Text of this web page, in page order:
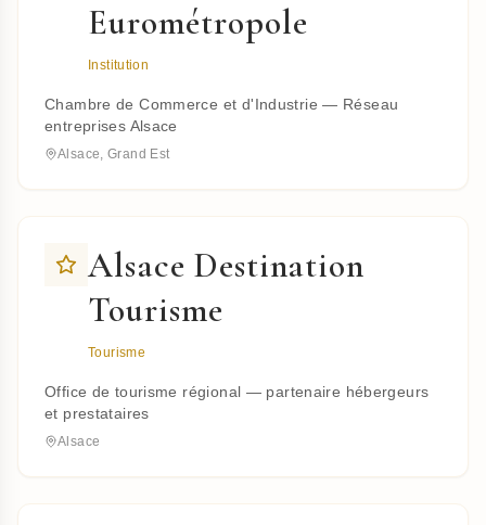
Eurométropole
Institution
Chambre de Commerce et d'Industrie — Réseau
entreprises Alsace
Alsace, Grand Est
Alsace Destination
Tourisme
Tourisme
Office de tourisme régional — partenaire hébergeurs
et prestataires
Alsace